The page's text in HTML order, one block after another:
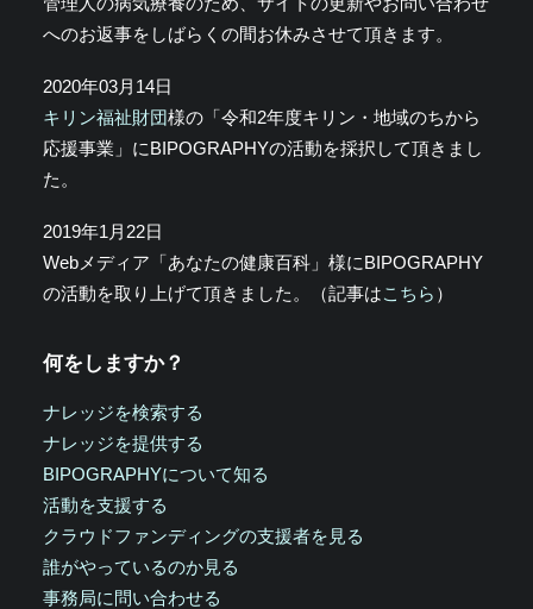
へのお返事をしばらくの間お休みさせて頂きます。
2020年03月14日
キリン福祉財団様の「令和2年度キリン・地域のちから
応援事業」にBIPOGRAPHYの活動を採択して頂きまし
た。
2019年1月22日
Webメディア「あなたの健康百科」様にBIPOGRAPHY
の活動を取り上げて頂きました。（記事はこちら ）
何をしますか？
ナレッジを検索する
ナレッジを提供する
BIPOGRAPHYについて知る
活動を支援する
クラウドファンディングの支援者を見る
誰がやっているのか見る
事務局に問い合わせる